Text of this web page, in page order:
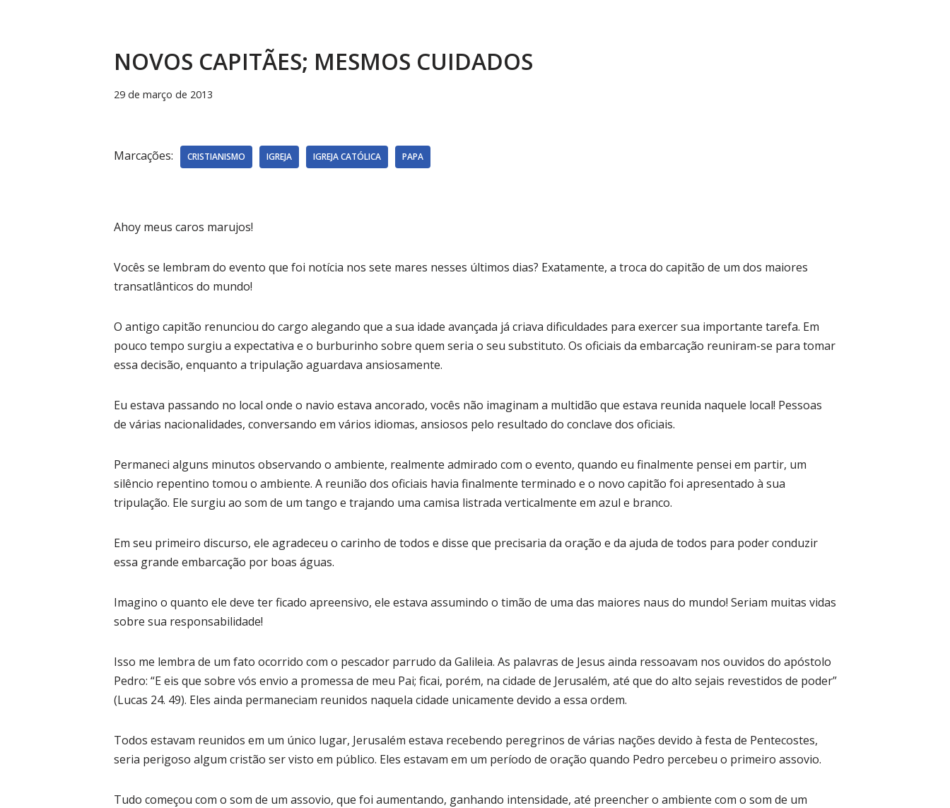
NOVOS CAPITÃES; MESMOS CUIDADOS
29 de março de 2013
Marcações: CRISTIANISMO IGREJA IGREJA CATÓLICA PAPA
Ahoy meus caros marujos!
Vocês se lembram do evento que foi notícia nos sete mares nesses últimos dias? Exatamente, a troca do capitão de um dos maiores
transatlânticos do mundo!
O antigo capitão renunciou do cargo alegando que a sua idade avançada já criava dificuldades para exercer sua importante tarefa. Em
pouco tempo surgiu a expectativa e o burburinho sobre quem seria o seu substituto. Os oficiais da embarcação reuniram-se para tomar
essa decisão, enquanto a tripulação aguardava ansiosamente.
Eu estava passando no local onde o navio estava ancorado, vocês não imaginam a multidão que estava reunida naquele local! Pessoas
de várias nacionalidades, conversando em vários idiomas, ansiosos pelo resultado do conclave dos oficiais.
Permaneci alguns minutos observando o ambiente, realmente admirado com o evento, quando eu finalmente pensei em partir, um
silêncio repentino tomou o ambiente. A reunião dos oficiais havia finalmente terminado e o novo capitão foi apresentado à sua
tripulação. Ele surgiu ao som de um tango e trajando uma camisa listrada verticalmente em azul e branco.
Em seu primeiro discurso, ele agradeceu o carinho de todos e disse que precisaria da oração e da ajuda de todos para poder conduzir
essa grande embarcação por boas águas.
Imagino o quanto ele deve ter ficado apreensivo, ele estava assumindo o timão de uma das maiores naus do mundo! Seriam muitas vidas
sobre sua responsabilidade!
Isso me lembra de um fato ocorrido com o pescador parrudo da Galileia. As palavras de Jesus ainda ressoavam nos ouvidos do apóstolo
Pedro: “E eis que sobre vós envio a promessa de meu Pai; ficai, porém, na cidade de Jerusalém, até que do alto sejais revestidos de poder”
(Lucas 24. 49). Eles ainda permaneciam reunidos naquela cidade unicamente devido a essa ordem.
Todos estavam reunidos em um único lugar, Jerusalém estava recebendo peregrinos de várias nações devido à festa de Pentecostes,
seria perigoso algum cristão ser visto em público. Eles estavam em um período de oração quando Pedro percebeu o primeiro assovio.
Tudo começou com o som de um assovio, que foi aumentando, ganhando intensidade, até preencher o ambiente com o som de um